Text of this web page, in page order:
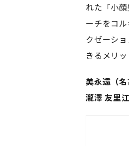
れた「小
ーチをコ
クゼーシ
きるメリッ
美永遠（名
瀧澤 友里